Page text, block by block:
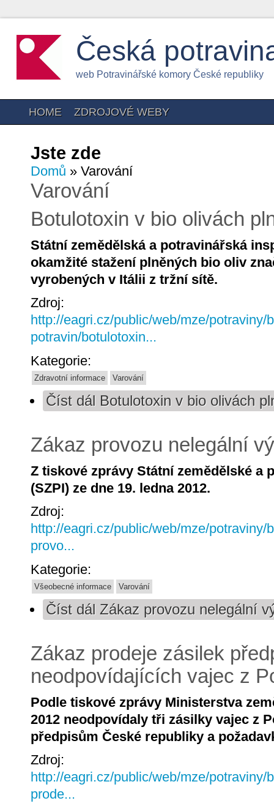
Česká
web Potravinářské komory České republiky
HOME ZDROJOVÉ WEBY
Jste zde
Domů » Varování
Varování
Botulotoxin v bio olivách
Státní zemědělská a potravinářská
okamžité stažení plněných bio oliv
vyrobených v Itálii z tržní sítě.
Zdroj:
http://eagri.cz/public/web/mze/potraviny/
potravin/botulotoxin...
Kategorie:
Zdravotní informace Varování
Číst dál Botulotoxin v bio olivách
Zákaz provozu nelegální
Z tiskové zprávy Státní zemědělské a
(SZPI) ze dne 19. ledna 2012.
Zdroj:
http://eagri.cz/public/web/mze/potraviny/
provo...
Kategorie:
Všeobecné informace Varování
Číst dál Zákaz provozu nelegální
Zákaz prodeje zásilek
neodpovídajících vajec z
Podle tiskové zprávy Ministerstva
2012 neodpovídaly tři zásilky vajec z
předpisům České republiky a
Zdroj:
http://eagri.cz/public/web/mze/potraviny/
prode...